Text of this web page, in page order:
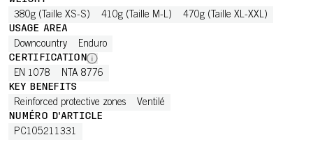
380g (Taille XS-S) 410g (Taille M-L) 470g (Taille XL-XXL)
USAGE AREA
Downcountry Enduro
CERTIFICATION
EN 1078 NTA 8776
KEY BENEFITS
Reinforced protective zones Ventilé
NUMÉRO D'ARTICLE
PC105211331